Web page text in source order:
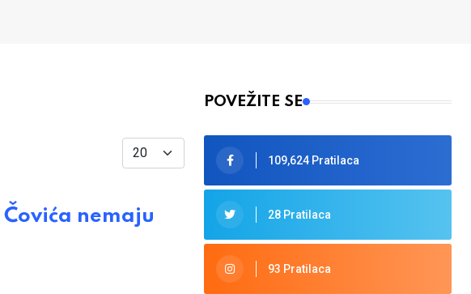
Display #
Čovića nemaju
POVEŽITE SE
109,624 Pratilaca
28 Pratilaca
93 Pratilaca